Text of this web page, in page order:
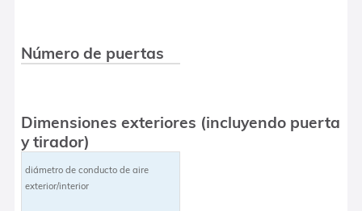
Número de puertas
Dimensiones exteriores (incluyendo puerta
y tirador)
diámetro de conducto de aire
exterior/interior